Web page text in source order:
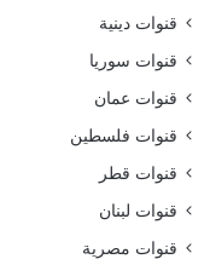
قنوات دينية
قنوات سوريا
قنوات عمان
قنوات فلسطين
قنوات قطر
قنوات لبنان
قنوات مصرية